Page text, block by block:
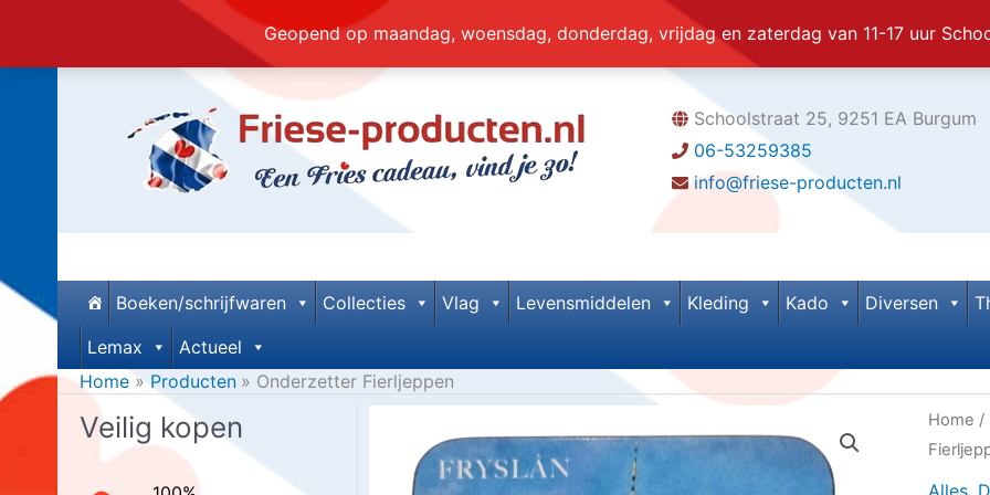
Geopend op maandag, woensdag, donderdag, vrijdag en zaterdag van 11-17 uur
Schoolstraat 25, 9251 EA Burgum
06-53259385
info@friese-producten.nl
Boeken/schrijfwaren Collecties Vlag Levensmiddelen Kleding Kado Diversen
Lemax
Actueel
Home
Producten Onderzetter Fierljeppen
Veilig kopen Home /
Alles,